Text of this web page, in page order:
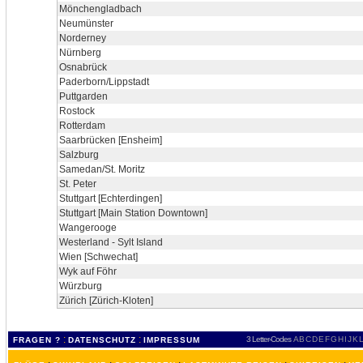
Mönchengladbach
Neumünster
Norderney
Nürnberg
Osnabrück
Paderborn/Lippstadt
Puttgarden
Rostock
Rotterdam
Saarbrücken [Ensheim]
Salzburg
Samedan/St. Moritz
St. Peter
Stuttgart [Echterdingen]
Stuttgart [Main Station Downtown]
Wangerooge
Westerland - Sylt Island
Wien [Schwechat]
Wyk auf Föhr
Würzburg
Zürich [Zürich-Kloten]
FRAGEN ? : DATENSCHUTZ : IMPRESSUM 3 Letter-Codes ABCDEFGH IJKL